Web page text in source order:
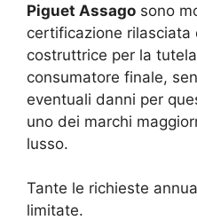
Piguet Assago sono
certificazione rilasciata
costruttrice per la
consumatore finale,
eventuali danni per
uno dei marchi
lusso.
Tante le richieste
limitate.